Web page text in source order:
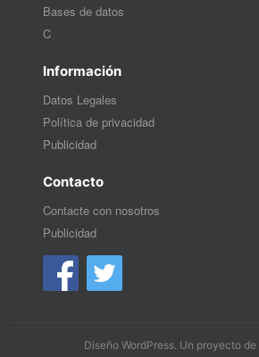
Bases de datos
C
Información
Datos Legales
Política de privacidad
Publicidad
Contacto
Contacte con nosotros
Publicidad
Diseño WordPress. Un proyecto de